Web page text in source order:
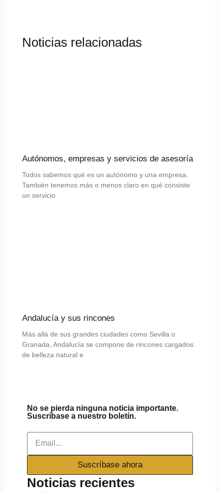
Noticias relacionadas
Autónomos, empresas y servicios de asesoría
Todos sabemos qué es un autónomo y una empresa.
También tenemos más o menos claro en qué consiste
un servicio
Andalucía y sus rincones
Más allá de sus grandes ciudades como Sevilla o
Granada, Andalucía se compone de rincones cargados
de belleza natural e
No se pierda ninguna noticia importante.
Suscríbase a nuestro boletín.
Suscríbase ahora
Noticias recientes